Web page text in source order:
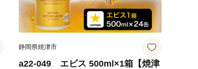
静岡県焼津市
a22-049 エビス 500ml×1箱【焼津